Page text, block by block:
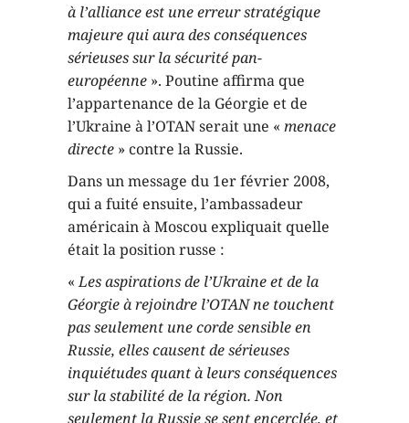
à l’alliance est une erreur stratégique
majeure qui aura des conséquences
sérieuses sur la sécurité pan-
européenne ». Poutine affirma que
l’appartenance de la Géorgie et de
l’Ukraine à l’OTAN serait une « menace
directe » contre la Russie.
Dans un message du 1er février 2008,
qui a fuité ensuite, l’ambassadeur
américain à Moscou expliquait quelle
était la position russe :
«Les aspirations de l’Ukraine et de la
Géorgie à rejoindre l’OTAN ne touchent
pas seulement une corde sensible en
Russie, elles causent de sérieuses
inquiétudes quant à leurs conséquences
sur la stabilité de la région. Non
seulement la Russie se sent encerclée, et